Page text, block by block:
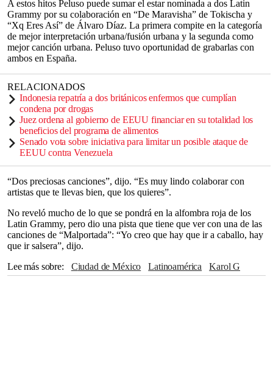
A estos hitos Peluso puede sumar el estar nominada a dos Latin
Grammy por su colaboración en “De Maravisha” de Tokischa y
“Xq Eres Así” de Álvaro Díaz. La primera compite en la categoría
de mejor interpretación urbana/fusión urbana y la segunda como
mejor canción urbana. Peluso tuvo oportunidad de grabarlas con
ambos en España.
RELACIONADOS
Indonesia repatría a dos británicos enfermos que cumplían
condena por drogas
Juez ordena al gobierno de EEUU financiar en su totalidad los
beneficios del programa de alimentos
Senado vota sobre iniciativa para limitar un posible ataque de
EEUU contra Venezuela
“Dos preciosas canciones”, dijo. “Es muy lindo colaborar con
artistas que te llevas bien, que los quieres”.
No reveló mucho de lo que se pondrá en la alfombra roja de los
Latin Grammy, pero dio una pista que tiene que ver con una de las
canciones de “Malportada”: “Yo creo que hay que ir a caballo, hay
que ir salsera”, dijo.
Lee más sobre
Ciudad de México Latinoamérica
Karol G